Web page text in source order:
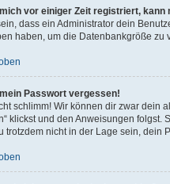
vor einiger Zeit registriert, kann
dass ein Administrator dein
haben, um die Datenbankgröße
Passwort vergessen!
schlimm! Wir können dir zwar dein
klickst und den Anweisungen folgst.
trotzdem nicht in der Lage sein, dein